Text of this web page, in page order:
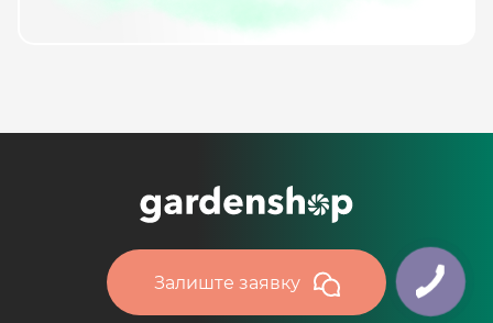
Залиште заявку